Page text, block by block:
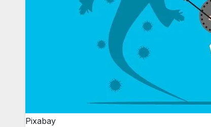
Pixabay